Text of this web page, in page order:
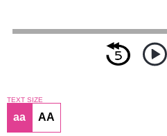
TEXT SIZE
aa AA